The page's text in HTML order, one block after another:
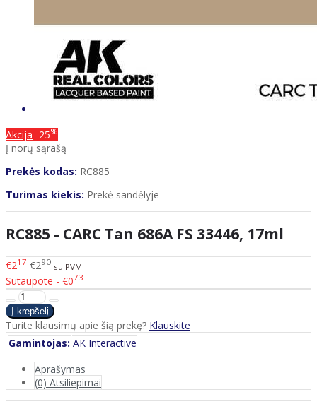
Akcija -25%
Į norų sąrašą
Prekės kodas: RC885
Turimas kiekis: Prekė sandėlyje
RC885 - CARC Tan 686A FS 33446, 17ml
€217 €290 su PVM
Sutaupote - €073
Turite klausimų apie šią prekę? Klauskite
Gamintojas: AK Interactive
Aprašymas
(0) Atsiliepimai